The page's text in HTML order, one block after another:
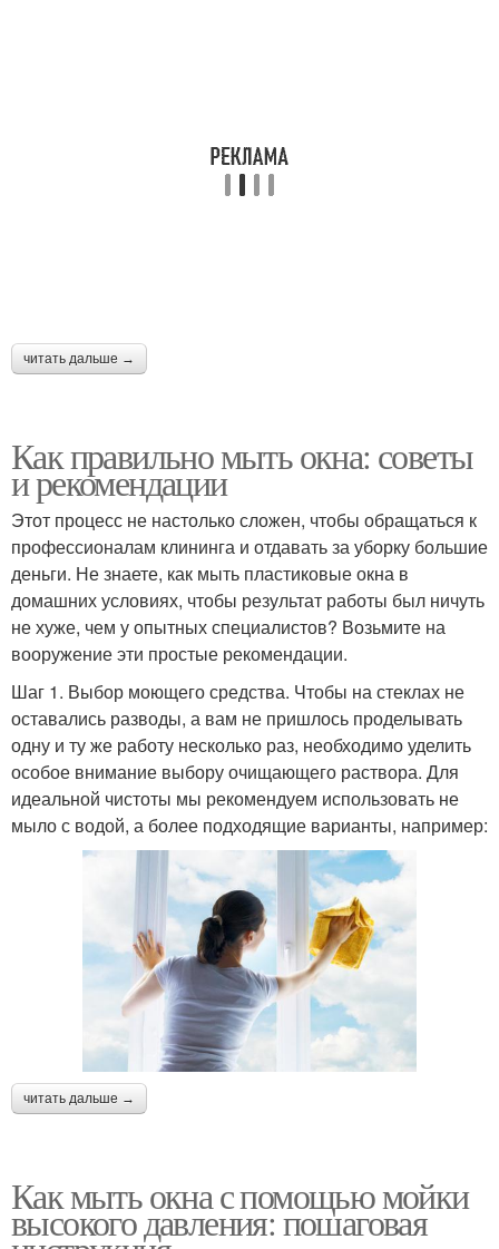
читать дальше →
Как правильно мыть окна: советы
и рекомендации
Этот процесс не настолько сложен, чтобы обращаться к
профессионалам клининга и отдавать за уборку большие
деньги. Не знаете, как мыть пластиковые окна в
домашних условиях, чтобы результат работы был ничуть
не хуже, чем у опытных специалистов? Возьмите на
вооружение эти простые рекомендации.
Шаг 1. Выбор моющего средства. Чтобы на стеклах не
оставались разводы, а вам не пришлось проделывать
одну и ту же работу несколько раз, необходимо уделить
особое внимание выбору очищающего раствора. Для
идеальной чистоты мы рекомендуем использовать не
мыло с водой, а более подходящие варианты, например:
читать дальше →
Как мыть окна с помощью мойки
высокого давления: пошаговая